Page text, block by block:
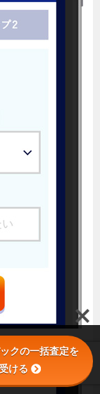
クの一括査定を
ける